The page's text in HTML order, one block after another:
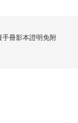
手冊影本證明免附